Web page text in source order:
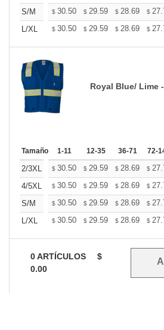
S/M
$ 30.50 $ 29.59 $ 28.69 $
L/XL
$ 30.50 $ 29.59 $ 28.69 $
Royal Blue/ Lime
Tamaño 1-11 12-35 36-71 72-
2/3XL $ 30.50 $ 29.59 $ 28.69 $
4/5XL
$ 30.50 $ 29.59 $ 28.69 $
S/M
$ 30.50 $ 29.59 $ 28.69 $
L/XL
$ 30.50 $ 29.59 $ 28.69 $
0ARTÍCULOS
$
0.00